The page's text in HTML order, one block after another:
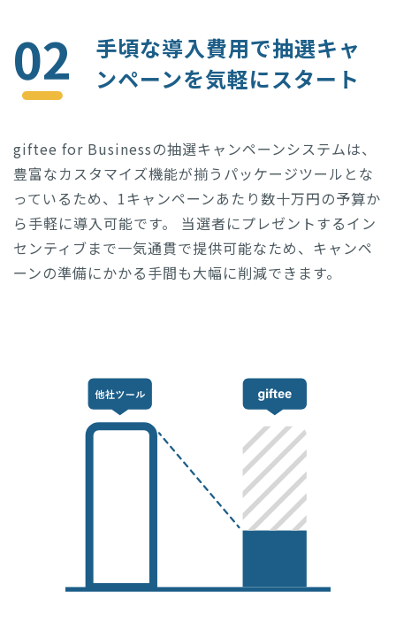
02
手頃な導入費用で抽選キャ
ンペーンを気軽にスタート
giftee for Businessの抽選キャンペーンシステムは、
豊富なカスタマイズ機能が揃うパッケージツールとな
っているため、1キャンペーンあたり数十万円の予算か
ら手軽に導入可能です。 当選者にプレゼントするイン
センティブまで一気通貫で提供可能なため、キャンペ
ーンの準備にかかる手間も大幅に削減できます。